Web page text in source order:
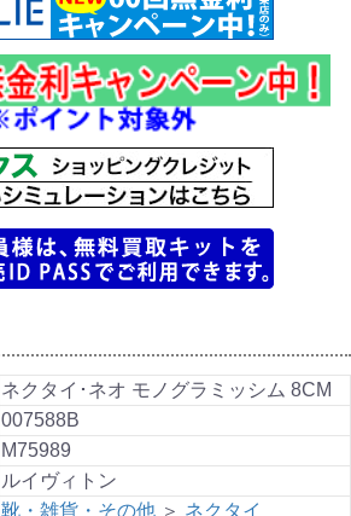
ネクタイ･ネオ モノグラミッシム 8CM
007588B
M75989
ルイヴィトン
靴・雑貨・その他 ＞ ネクタイ